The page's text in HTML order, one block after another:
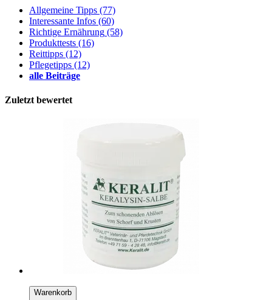
Allgemeine Tipps (77)
Interessante Infos (60)
Richtige Ernährung (58)
Produkttests (16)
Reittipps (12)
Pflegetipps (12)
alle Beiträge
Zuletzt bewertet
Warenkorb